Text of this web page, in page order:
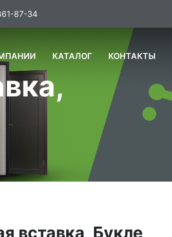
87-34
КАТАЛОГ КОНТАКТЫ
вставка, Букле